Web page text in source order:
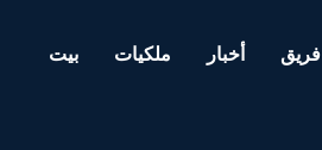
بيت ملكيات أخبار فريق